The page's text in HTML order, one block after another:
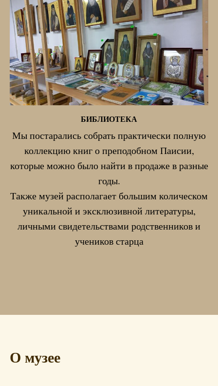
БИБЛИОТЕКА
Мы постарались собрать практически полную
коллекцию книг о преподобном Паисии,
которые можно было найти в продаже в разные
годы.
Также музей располагает большим колическом
уникальной и эксклюзивной литературы,
личными свидетельствами родственников и
учеников старца
О музее